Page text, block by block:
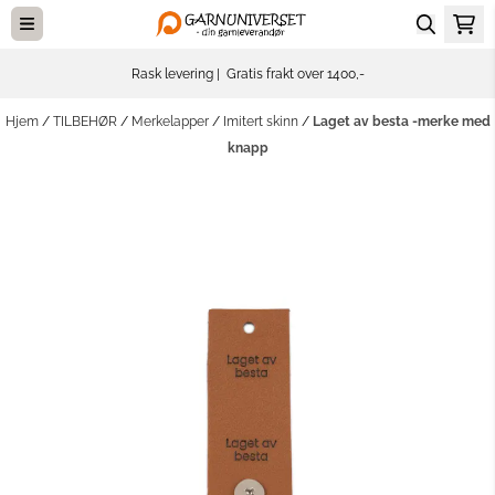
Hopp til innhold
Rask levering | Gratis frakt over 1400,-
Hjem / TILBEHØR / Merkelapper / Imitert skinn / Laget av besta -merke med
knapp